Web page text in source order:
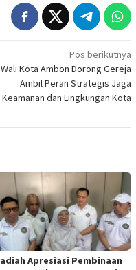
Pos berikutnya
Wali Kota Ambon Dorong Gereja
Ambil Peran Strategis Jaga
Keamanan dan Lingkungan Kota
Apresiasi Pembinaan